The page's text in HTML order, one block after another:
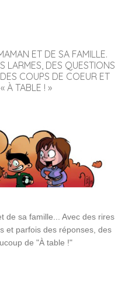
ET DE SA FAMILLE.
LARMES, DES QUESTIONS
COUPS DE COEUR ET
À TABLE ! »
de sa famille... Avec des rires
et parfois des réponses, des
de "À table !"